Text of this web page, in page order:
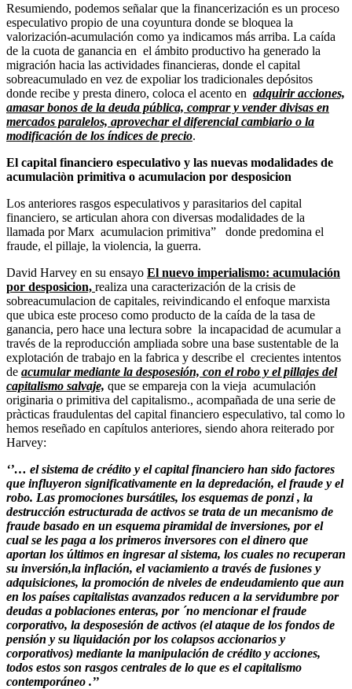
Resumiendo, podemos señalar que la financerización es un proceso
especulativo propio de una coyuntura donde se bloquea la
valorización-acumulación como ya indicamos más arriba. La caída
de la cuota de ganancia en el ámbito productivo ha generado la
migración hacia las actividades financieras, donde el capital
sobreacumulado en vez de expoliar los tradicionales depósitos
donde recibe y presta dinero, coloca el acento en adquirir acciones,
amasar bonos de la deuda pública, comprar y vender divisas en
mercados paralelos, aprovechar el diferencial cambiario o la
modificación de los índices de precio.
El capital financiero especulativo y las nuevas modalidades de
acumulaciòn primitiva o acumulacion por desposicion
Los anteriores rasgos especulativos y parasitarios del capital
financiero, se articulan ahora con diversas modalidades de la
llamada por Marx acumulacion primitiva” donde predomina el
fraude, el pillaje, la violencia, la guerra.
David Harvey en su ensayo El nuevo imperialismo: acumulación
por desposicion, realiza una caracterización de la crisis de
sobreacumulacion de capitales, reivindicando el enfoque marxista
que ubica este proceso como producto de la caída de la tasa de
ganancia, pero hace una lectura sobre la incapacidad de acumular a
través de la reproducción ampliada sobre una base sustentable de la
explotación de trabajo en la fabrica y describe el crecientes intentos
de acumular mediante la desposesión, con el robo y el pillajes del
capitalismo salvaje, que se empareja con la vieja acumulación
originaria o primitiva del capitalismo., acompañada de una serie de
pràcticas fraudulentas del capital financiero especulativo, tal como lo
hemos reseñado en capítulos anteriores, siendo ahora reiterado por
Harvey:
‘’… el sistema de crédito y el capital financiero han sido factores
que influyeron significativamente en la depredación, el fraude y el
robo. Las promociones bursátiles, los esquemas de ponzi , la
destrucción estructurada de activos se trata de un mecanismo de
fraude basado en un esquema piramidal de inversiones, por el
cual se les paga a los primeros inversores con el dinero que
aportan los últimos en ingresar al sistema, los cuales no recuperan
su inversión,la inflación, el vaciamiento a través de fusiones y
adquisiciones, la promoción de niveles de endeudamiento que aun
en los países capitalistas avanzados reducen a la servidumbre por
deudas a poblaciones enteras, por ´no mencionar el fraude
corporativo, la desposesión de activos (el ataque de los fondos de
pensión y su liquidación por los colapsos accionarios y
corporativos) mediante la manipulación de crédito y acciones,
todos estos son rasgos centrales de lo que es el capitalismo
contemporáneo .’’